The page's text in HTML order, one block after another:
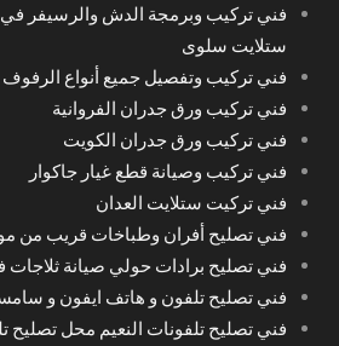
فني تركيب وبرمجة الدش والرسيفر
ستلايت سلوى
فني تركيب وتفصيل جميع أنواع
فني تركيب ورق جدران الفروانية
فني تركيب ورق جدران الكويت
فني تركيب وصيانة قطع غيار جاكوار
فني تركيت ستلايت العدان
فني تصليح أفران وطباخات قريب من
فني تصليح برادات حولي صيانة ثلاجات
فني تصليح تلفون و هاتف ايفون و
فني تصليح تلفونات النعيم محل تصليح